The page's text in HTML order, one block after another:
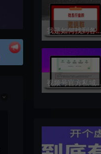
我是如何找到各行业的群,微信群在哪找?分享八种找群方法!
视频号官方私域通道开闸